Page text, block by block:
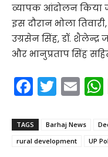
व्यापक आंदोलन किया
इस दौरान भोला
उग्रसेन सिंह, डॉ.
और भानुप्रताप सिंह
F
a
c
e
T
w
itt
er
E
m
ai
TAGS Barhaj News
rural development
UP